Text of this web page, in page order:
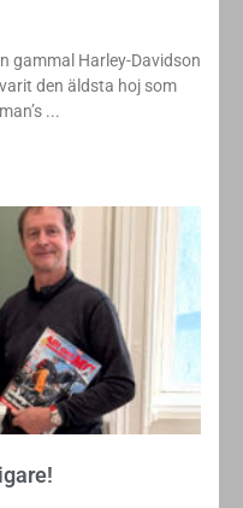
gammal Harley-Davidson
den äldsta hoj som